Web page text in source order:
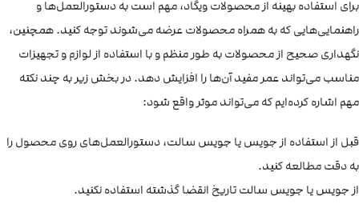
برای استفاده بهینه از محصولات ویگاد، مهم است به دستورالعمل‌ها و
راهنمایی‌هایی که به همراه محصولات عرضه می‌شوند توجه کنید. همچنین،
نگهداری صحیح از محصولات به طور منظم و با استفاده از لوازم و تجهیزات
مناسب می‌تواند عمر مفید آن‌ها را افزایش دهد. در بخش زیر به چند نکته
مهم اشاره کرده‌ایم که می‌تواند موثر واقع شود:
قبل از استفاده از جویس یا جویس سالت، دستورالعمل‌های روی محصول را
به دقت مطالعه کنید.
از جویس یا جویس سالت تاریخ انقضا گذشته استفاده نکنید.